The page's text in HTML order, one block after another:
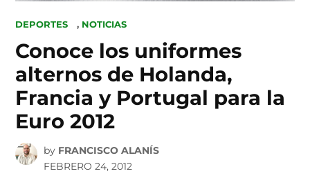
POSTED
DEPORTES , NOTICIAS
Conoce los uniformes
alternos de Holanda,
Francia y Portugal para la
Euro 2012
by FRANCISCO ALANÍS
FEBRERO 24, 2012